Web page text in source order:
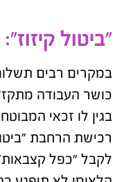
"ביטול קיזוז":
במקרים רבים
כושר העבודה
בגין לו זכאי
רכישת הרחבת
לקבל "כפל